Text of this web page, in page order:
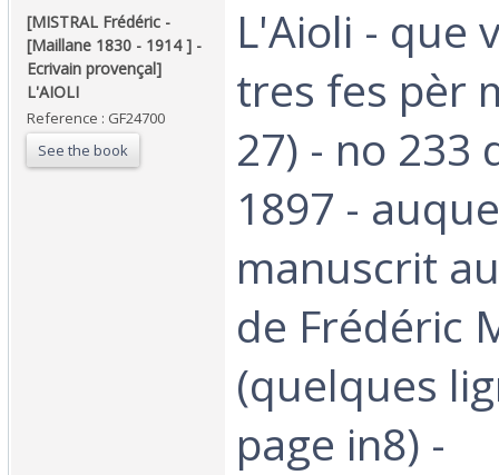
‎[MISTRAL Frédéric -
[Maillane 1830 - 1914 ] -
Ecrivain provençal]
L'AIOLI ‎
Reference : GF24700
See the book
‎L'Aioli - que
tres fes pèr
27) - no 233
1897 -
manuscrit
de Frédéric
(quelques
page in8) -‎